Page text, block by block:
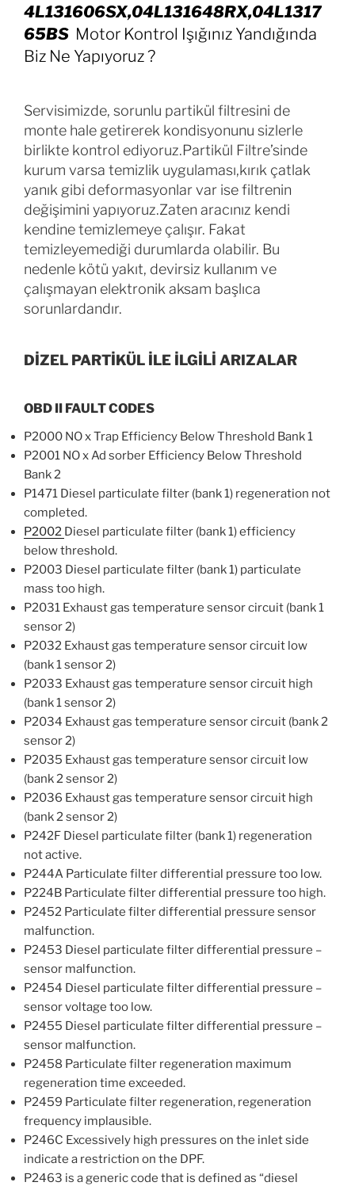
4L131606SX,04L131648RX,04L1317
65BS Motor Kontrol Işığınız Yandığında
Biz Ne Yapıyoruz ?
Servisimizde, sorunlu partikül filtresini de
monte hale getirerek kondisyonunu sizlerle
birlikte kontrol ediyoruz.Partikül Filtre’sinde
kurum varsa temizlik uygulaması,kırık çatlak
yanık gibi deformasyonlar var ise filtrenin
değişimini yapıyoruz.Zaten aracınız kendi
kendine temizlemeye çalışır. Fakat
temizleyemediği durumlarda olabilir. Bu
nedenle kötü yakıt, devirsiz kullanım ve
çalışmayan elektronik aksam başlıca
sorunlardandır.
DİZEL PARTİKÜL İLE İLGİLİ ARIZALAR
OBD II FAULT CODES
P2000 NO x Trap Efficiency Below Threshold Bank 1
P2001 NO x Ad sorber Efficiency Below Threshold
Bank 2
P1471 Diesel particulate filter (bank 1) regeneration not
completed.
P2002 Diesel particulate filter (bank 1) efficiency
below threshold.
P2003 Diesel particulate filter (bank 1) particulate
mass too high.
P2031 Exhaust gas temperature sensor circuit (bank 1
sensor 2)
P2032 Exhaust gas temperature sensor circuit low
(bank 1 sensor 2)
P2033 Exhaust gas temperature sensor circuit high
(bank 1 sensor 2)
P2034 Exhaust gas temperature sensor circuit (bank 2
sensor 2)
P2035 Exhaust gas temperature sensor circuit low
(bank 2 sensor 2)
P2036 Exhaust gas temperature sensor circuit high
(bank 2 sensor 2)
P242F Diesel particulate filter (bank 1) regeneration
not active.
P244A Particulate filter differential pressure too low.
P224B Particulate filter differential pressure too high.
P2452 Particulate filter differential pressure sensor
malfunction.
P2453 Diesel particulate filter differential pressure –
sensor malfunction.
P2454 Diesel particulate filter differential pressure –
sensor voltage too low.
P2455 Diesel particulate filter differential pressure –
sensor malfunction.
P2458 Particulate filter regeneration maximum
regeneration time exceeded.
P2459 Particulate filter regeneration, regeneration
frequency implausible.
P246C Excessively high pressures on the inlet side
indicate a restriction on the DPF.
P2463 is a generic code that is defined as “diesel